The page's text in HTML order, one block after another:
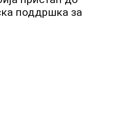
поддршка за